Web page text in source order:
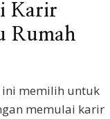
Karir
Rumah
ini memilih untuk
memulai karir